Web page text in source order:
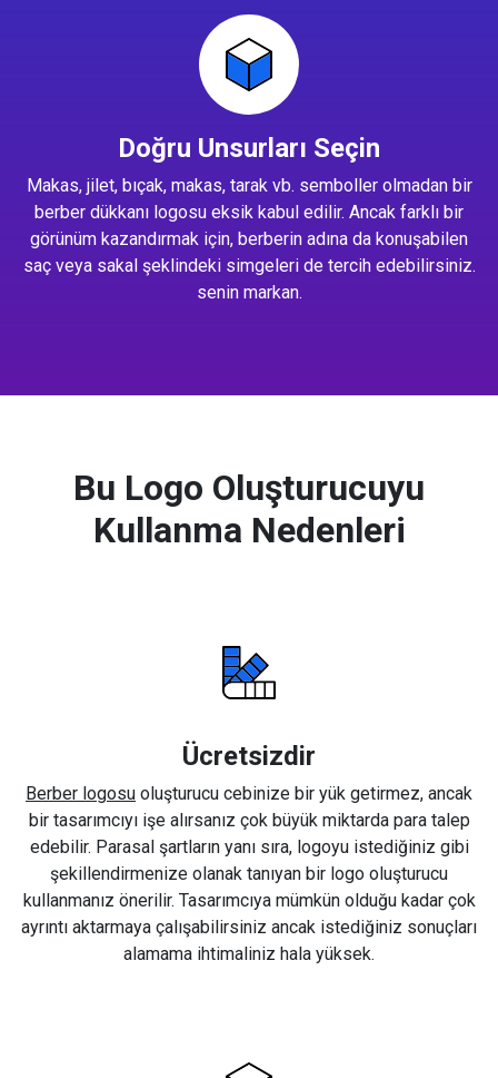
Doğru Unsurları Seçin
Makas, jilet, bıçak, makas, tarak vb. semboller olmadan bir
berber dükkanı logosu eksik kabul edilir. Ancak farklı bir
görünüm kazandırmak için, berberin adına da konuşabilen
saç veya sakal şeklindeki simgeleri de tercih edebilirsiniz.
senin markan.
Bu Logo Oluşturucuyu
Kullanma Nedenleri
Ücretsizdir
Berber logosu oluşturucu cebinize bir yük getirmez, ancak
bir tasarımcıyı işe alırsanız çok büyük miktarda para talep
edebilir. Parasal şartların yanı sıra, logoyu istediğiniz gibi
şekillendirmenize olanak tanıyan bir logo oluşturucu
kullanmanız önerilir. Tasarımcıya mümkün olduğu kadar çok
ayrıntı aktarmaya çalışabilirsiniz ancak istediğiniz sonuçları
alamama ihtimaliniz hala yüksek.